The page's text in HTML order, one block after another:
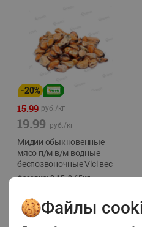
-20%
15.99 руб./кг
19.99 руб./кг
Мидии обыкновенные
мясо п/м в/м водные
беспозвоночные Vici вес
фасовка: 0,15-0,65кг
Файлы